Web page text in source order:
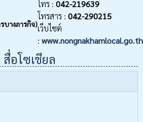
บางภารกิจ)
โทร : 042-219639
โทรสาร : 042-290215
เว็บไซต์
: www.nongnakhamlocal.go.th
สื่อโซเชียล